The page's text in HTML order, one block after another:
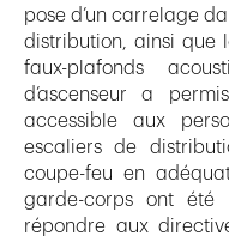
pose d’un carrelage
distribution, ainsi que
faux-plafonds
d’ascenseur a
accessible aux
escaliers de
coupe-feu en
garde-corps ont été
répondre aux